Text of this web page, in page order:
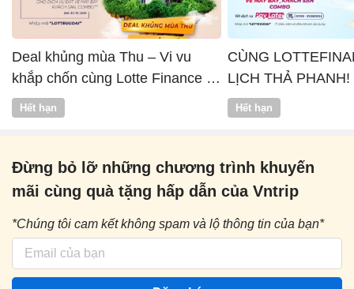
Deal khủng mùa Thu – Vi vu
khắp chốn cùng Lotte Finance x
Vntrip
Hết hạn
CÙNG
LỊCH THẢ PHANH!
Hết hạn
Đừng bỏ lỡ những chương trình khuyến
mãi cùng quà tặng hấp dẫn của Vntrip
*Chúng tôi cam kết không spam và lộ thông tin của bạn*